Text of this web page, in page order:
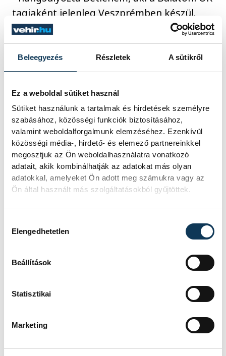
Beleegyezés Részletek A sütikről
Ez a weboldal sütiket használ
Sütiket használunk a tartalmak és hirdetések személyre
szabásához, közösségi funkciók biztosításához,
valamint weboldalforgalmunk elemzéséhez. Ezenkívül
közösségi média-, hirdető- és elemező partnereinkkel
megosztjuk az Ön weboldalhasználatra vonatkozó
adatait, akik kombinálhatják az adatokat más olyan
adatokkal, amelyeket Ön adott meg számukra vagy az
Ön által használt más szolgáltatásokból gyűjtöttek.
Elengedhetetlen
Beállítások
Statisztikai
Marketing
tagjaként jelenleg Veszprémben készül.
A fiatal úszó elárulta, több tucat egyetem
is megkereste az ajánlatával, ő pedig
Carolina State University ösztöndíj-
ajánlata mellett döntött.
sport
úszás
Balaton Úszó Klub Veszprém